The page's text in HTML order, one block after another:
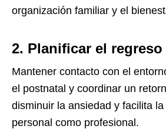
organización familiar y el
2. Planificar el
Mantener contacto con el
el postnatal y coordinar un
disminuir la ansiedad y facilita
personal como profesional.